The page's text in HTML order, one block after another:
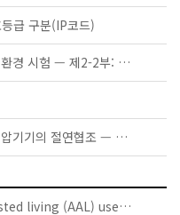
급 구분(IP코드)
KS C IEC 60068-2-2(2019 확인) - 환경 시험 — 제2-2부: 시험 — 시험 B: 내열성 시험
KS C IEC 60664-1(2019 확인) - 저압기기의 절연협조 — 제1부: 원칙, 요구사항, 시험
IEC TS 63134:2020 - Active assisted living (AAL) use cases